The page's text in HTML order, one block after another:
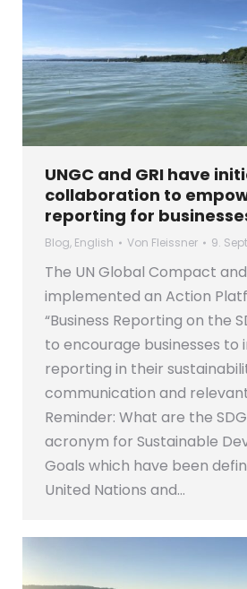
UNGC and GRI have
collaboration to
reporting for
Blog, English Von Fleissner 9.
The UN Global Compact
implemented an Action
“Business Reporting on the
to encourage businesses to
reporting in their
communication and
Reminder: What are the
acronym for Sustainable
Goals which have been
United Nations and…